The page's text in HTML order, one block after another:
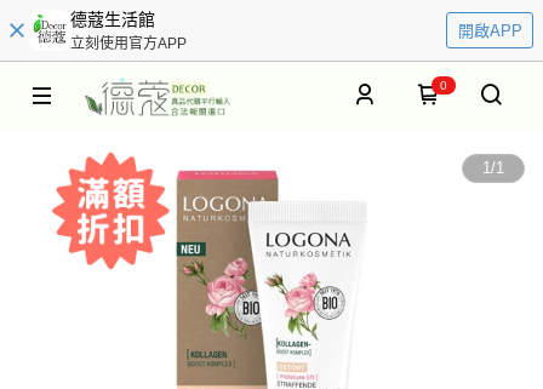
德蔻生活館
立刻使用官方APP
開啟APP
0
1/1